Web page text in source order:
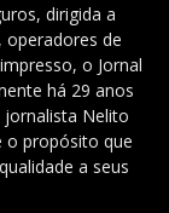
dirigida a
operadores de
o Jornal
há 29 anos
Nelito
o propósito que
a seus